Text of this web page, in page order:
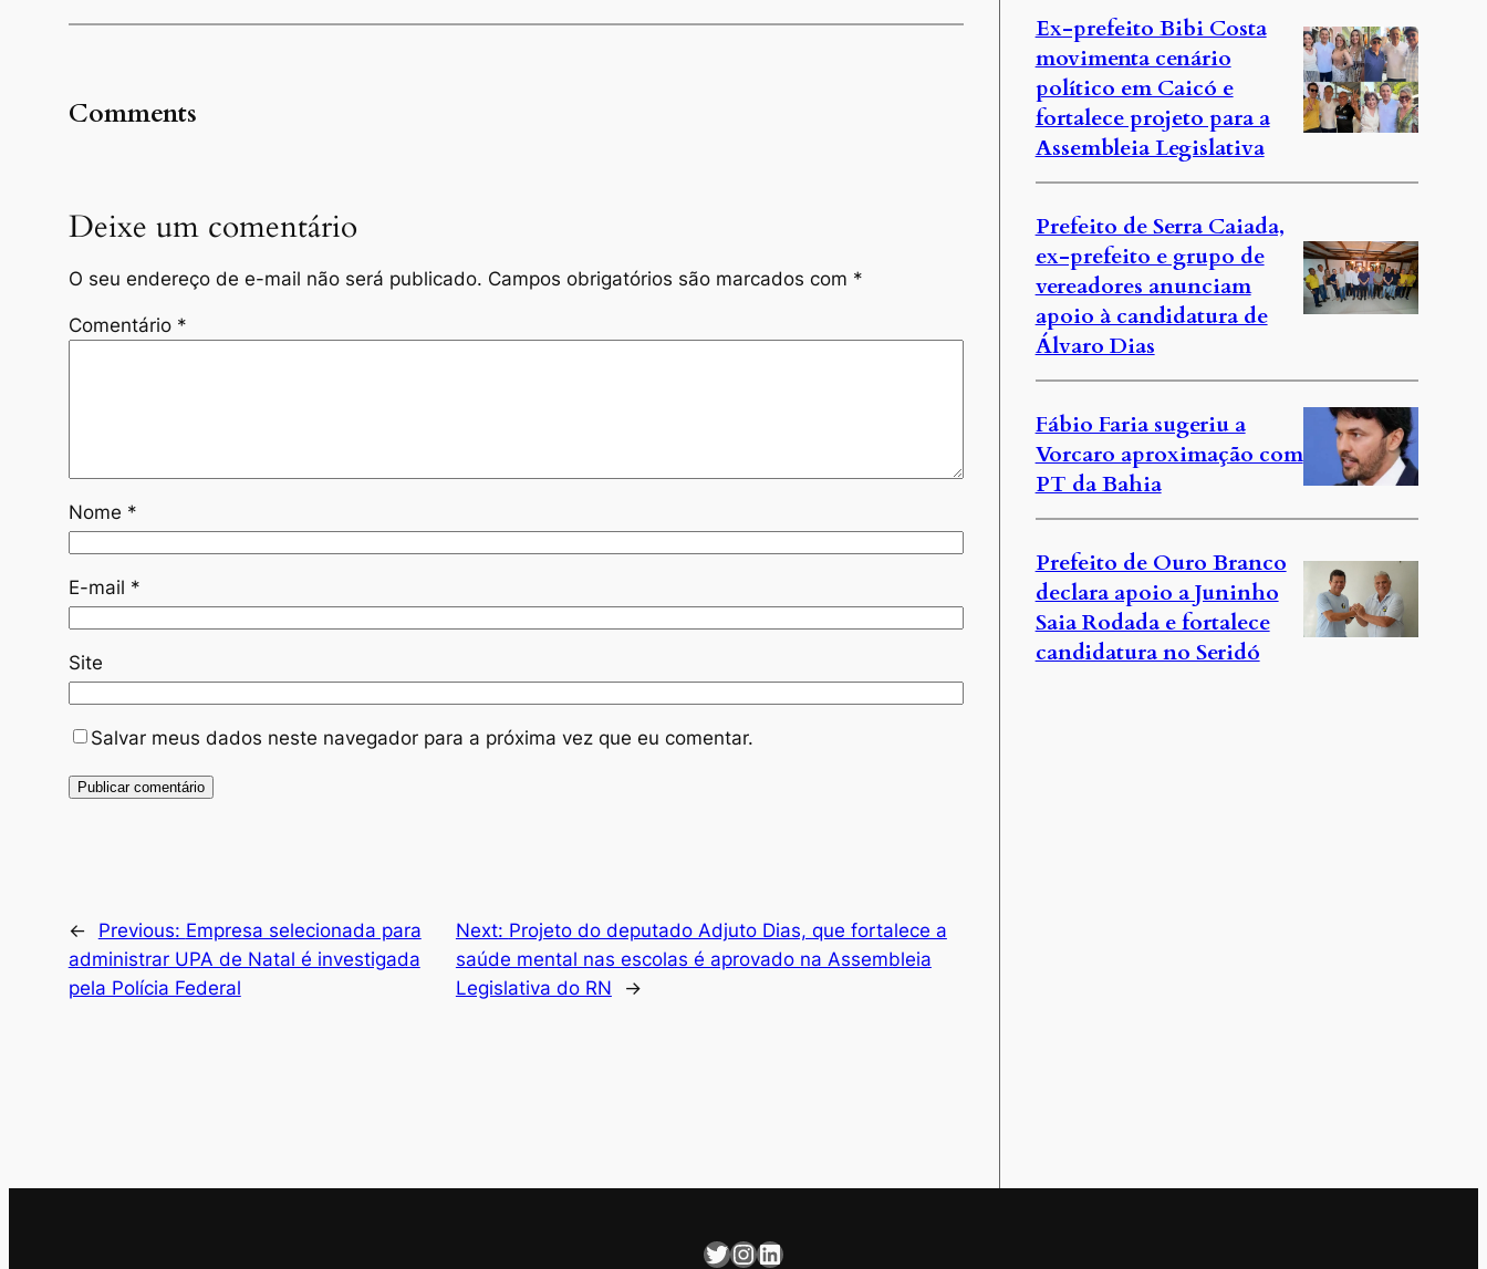
Comments
Deixe um comentário
O seu endereço de e-mail não será publicado. Campos obrigatórios são marcados com *
Comentário *
Nome *
E-mail *
Site
Salvar meus dados neste navegador para a próxima vez que eu comentar.
← Previous: Empresa selecionada para
administrar UPA de Natal é investigada
pela Polícia Federal
Next: Projeto do deputado Adjuto Dias, que fortalece a
saúde mental nas escolas é aprovado na Assembleia
Legislativa do RN
→
Ex-prefeito Bibi Costa
movimenta cenário
político em Caicó e
fortalece projeto para a
Assembleia Legislativa
Prefeito de Serra Caiada,
ex-prefeito e grupo de
vereadores anunciam
apoio à candidatura de
Álvaro Dias
Fábio Faria sugeriu a
Vorcaro aproximação com
PT da Bahia
Prefeito de Ouro Branco
declara apoio a Juninho
Saia Rodada e fortalece
candidatura no Seridó
Twitter
Instagram
LinkedIn